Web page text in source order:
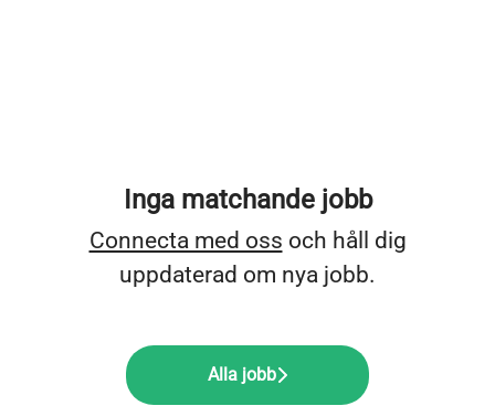
Inga matchande jobb
Connecta med oss och håll dig
uppdaterad om nya jobb.
Alla jobb